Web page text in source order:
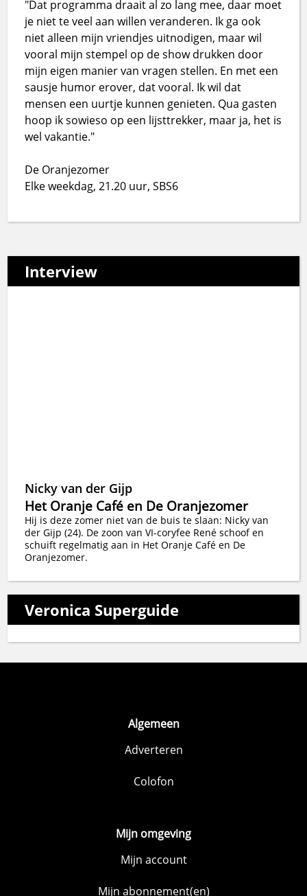
"Dat programma draait al zo lang mee, daar moet
je niet te veel aan willen veranderen. Ik ga ook
niet alleen mijn vriendjes uitnodigen, maar wil
vooral mijn stempel op de show drukken door
mijn eigen manier van vragen stellen. En met een
sausje humor erover, dat vooral. Ik wil dat
mensen een uurtje kunnen genieten. Qua gasten
hoop ik sowieso op een lijsttrekker, maar ja, het is
wel vakantie."
De Oranjezomer
Elke weekdag, 21.20 uur, SBS6
Interview
Nicky van der Gijp
Het Oranje Café en De Oranjezomer
Hij is deze zomer niet van de buis te slaan: Nicky van
der Gijp (24). De zoon van VI-coryfee René schoof en
schuift regelmatig aan in Het Oranje Café en De
Oranjezomer.
Veronica Superguide
Algemeen
Adverteren
Colofon
Mijn omgeving
Mijn account
Mijn abonnement(en)